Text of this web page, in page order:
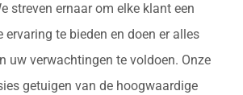
streven ernaar om elke klant een
ervaring te bieden en doen er alles
uw verwachtingen te voldoen. Onze
getuigen van de hoogwaardige